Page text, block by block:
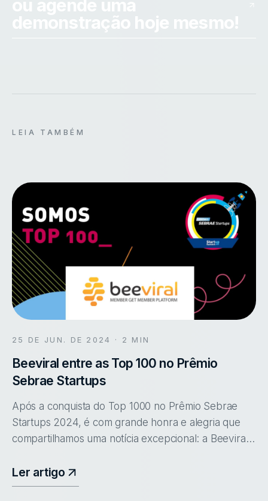
LEIA TAMBÉM
25 DE JUN. DE 2024 · 2 MIN
Beeviral entre as Top 100 no Prêmio
Sebrae Startups
Após a conquista do Top 1000 no Prêmio Sebrae
Startups 2024, é com grande honra e alegria que
compartilhamos uma notícia excepcional: a Beeviral
para a próxima fase do Prêmio Sebrae Startups
2024!
Ler artigo